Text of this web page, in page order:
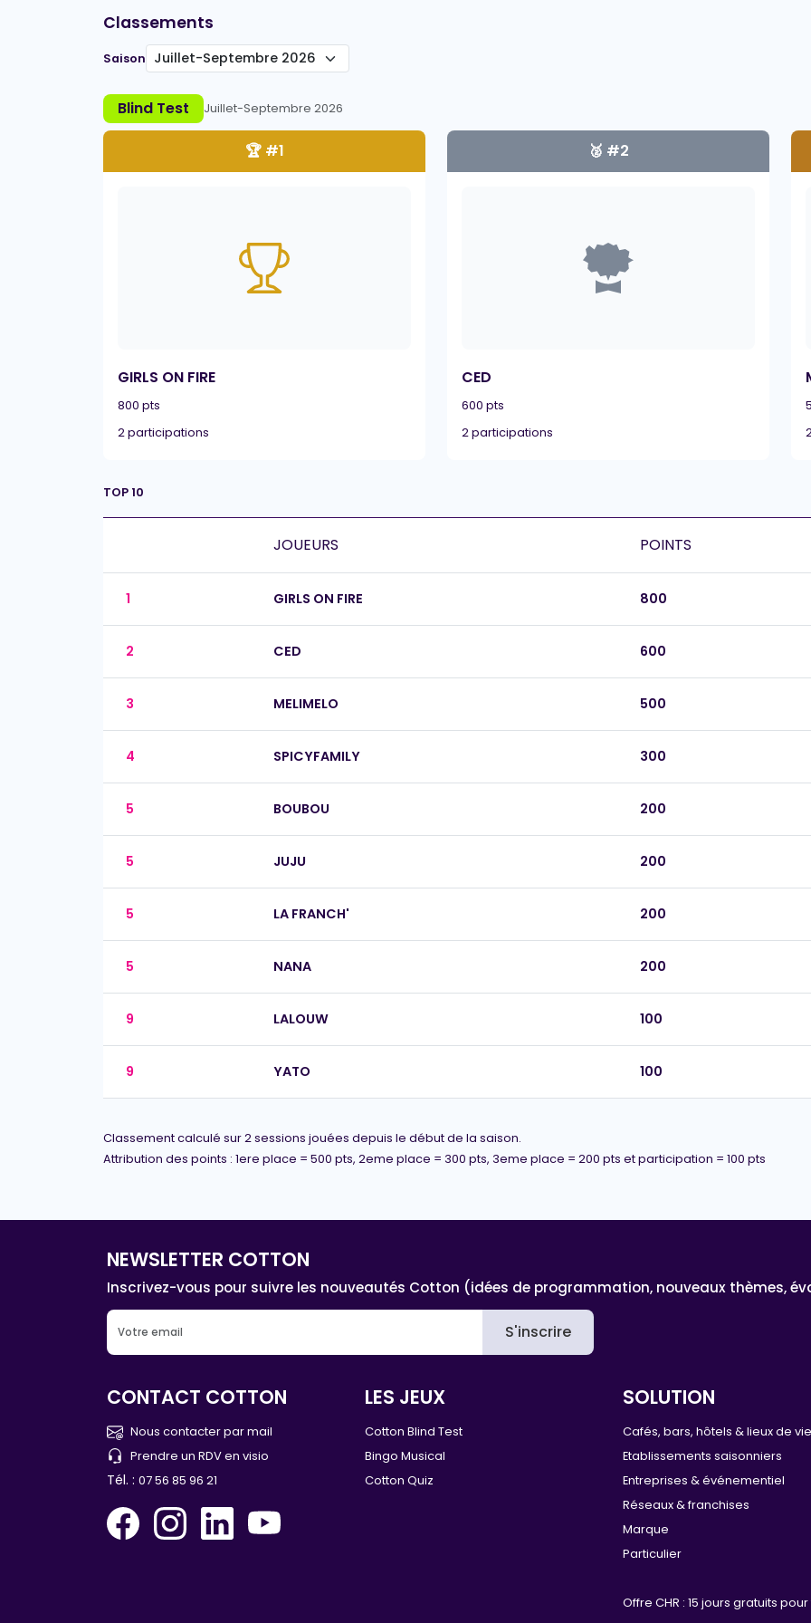
Classements
Saison
Blind Test Juillet-Septembre 2026
🏆 #1
GIRLS ON FIRE
800 pts
2 participations
🥈 #2
CED
600 pts
2 participations
TOP 10
JOUEURS POINTS
1 GIRLS ON FIRE 800
2 CED 600
3 MELIMELO 500
4 SPICYFAMILY 300
5 BOUBOU 200
5 JUJU 200
5 LA FRANCH' 200
5 NANA 200
9 LALOUW 100
9 YATO 100
Classement calculé sur 2 sessions jouées depuis le début de la saison.
Attribution des points : 1ere place = 500 pts, 2eme place = 300 pts, 3eme place = 200 pts et participation = 100 pts
NEWSLETTER COTTON
Inscrivez-vous pour suivre les nouveautés Cotton (idées de programmation, nouveaux thèmes,
S'inscrire
CONTACT COTTON
Nous contacter par mail
Prendre un RDV en visio
Tél. : 07 56 85 96 21
LES JEUX
Cotton Blind Test
Bingo Musical
Cotton Quiz
SOLUTION
Cafés, bars, hôtels & lieux de vie
Etablissements saisonniers
Entreprises & événementiel
Réseaux & franchises
Marque
Particulier
Offre CHR : 15 jours gratuits